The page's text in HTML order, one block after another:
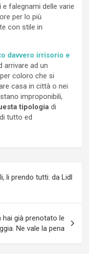
e falegnami delle varie
per lo più
con stile in
davvero irrisorio e
arrivare ad un
coloro che si
casa in città o nei
improponibili,
tipologia di
tutto ed
li prendo tutti: da Lidl
hai già prenotato le
Ne vale la pena